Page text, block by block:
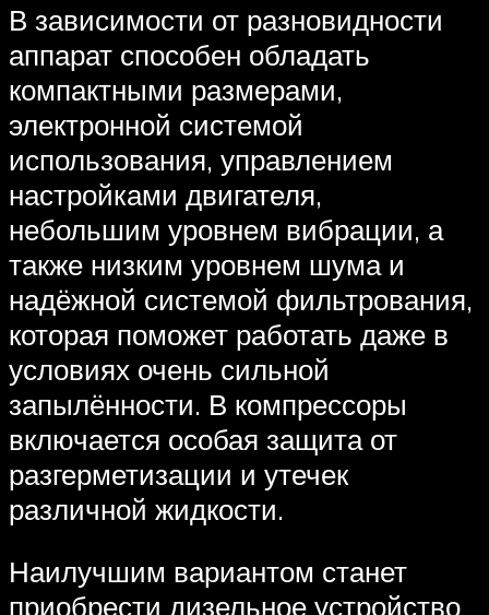
В зависимости от разновидности
аппарат способен обладать
компактными размерами,
электронной системой
использования, управлением
настройками двигателя,
небольшим уровнем вибрации, а
также низким уровнем шума и
надёжной системой фильтрования,
которая поможет работать даже в
условиях очень сильной
запылённости. В компрессоры
включается особая защита от
разгерметизации и утечек
различной жидкости.
Наилучшим вариантом станет
приобрести дизельное устройство